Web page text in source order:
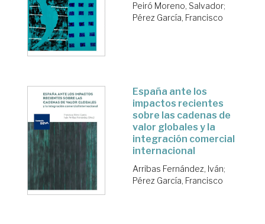
Peiró Moreno, Salvador;
Pérez García, Francisco
España ante los
impactos recientes
sobre las cadenas de
valor globales y la
integración comercial
internacional
Arribas Fernández, Iván;
Pérez García, Francisco